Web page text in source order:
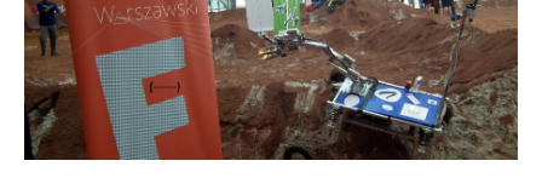
Kandydat
Absolwent